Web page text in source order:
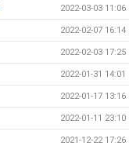
2022-03-03 11:06
2022-02-07 16:14
2022-02-03 17:25
2022-01-31 14:01
2022-01-17 13:16
2022-01-11 23:10
2021-12-22 17:26